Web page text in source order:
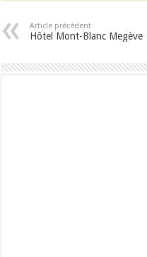
Article précédent
Hôtel Mont-Blanc Megève